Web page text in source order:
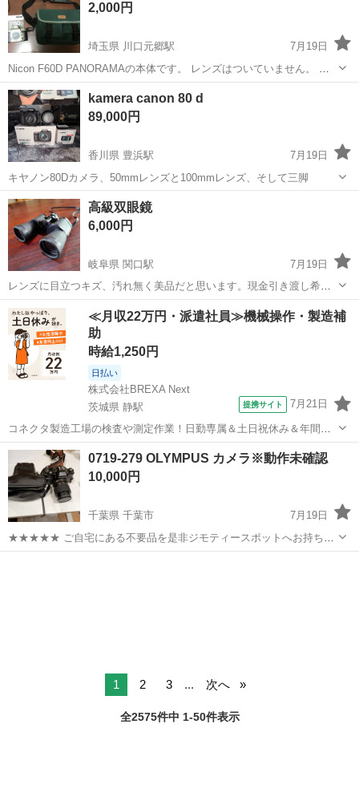
用感がありますが、それ以...
2,000円
埼玉県 川口元郷駅
7月19日
Nicon F60D PANORAMAの本体です。 レンズはついていません。 バ
ッテリー電池は切れているので、動作確認はしておりませんが、 バッ
テリー電池があったときは正常に作動しておりました。 動作確認をし
ておりま...
埼玉 川口市
kamera canon 80 d
89,000円
香川県 豊浜駅
7月19日
キヤノン80Dカメラ、50mmレンズと100mmレンズ、そして三脚
香川 観音寺市 豊浜駅
高級双眼鏡
6,000円
岐阜県 関口駅
7月19日
レンズに目立つキズ、汚れ無く美品だと思います。現金引き渡し希
望❢現物確認して購入されて構いません。平日連絡可ですが取引は土
日曜祝日となります。ノークレームノーリターンでお願いします。取
引場所はなるべく関市内もしくは近郊で！
岐阜 関市 関口駅 カメラ 双眼鏡
≪月収22万円・派遣社員≫機械操作・製造補
助
時給1,250円
日払い
株式会社BREXA Next
茨城県 静駅
提携サイト 7月21日
コネクタ製造工場の検査や測定作業！日勤専属＆土日祝休み＆年間休
日128日★クリーンルーム内作業★マイカー通勤OK＆無料駐車場あり
★就業先食堂利用可！日払い制度あり！《茨城県常陸大宮市》 人気の
工場のお仕事 ◇コネクタ製造工...
茨城 常陸大宮市 静駅 その他
0719-279 OLYMPUS カメラ※動作未確認
10,000円
千葉県 千葉市
7月19日
★★★★★ ご自宅にある不要品を是非ジモティースポットへお持ち込
みしませんか？ 家電、趣味・スポーツ・レジャー用品、こども用品、
1 2 3 ... 次へ
全2575件中 1-50件表示